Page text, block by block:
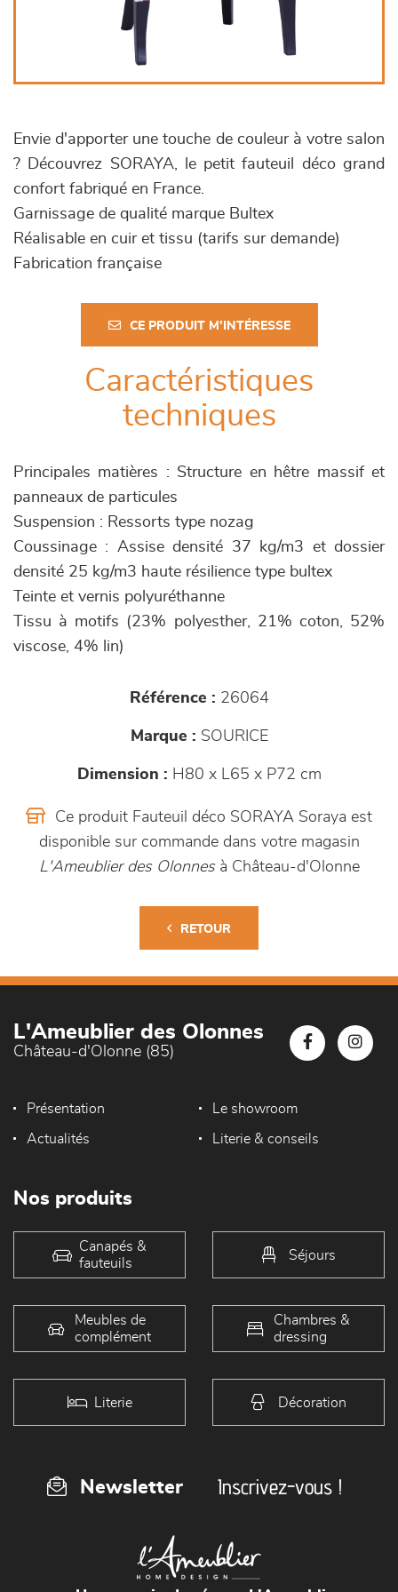
Envie d'apporter une touche de couleur à votre salon
? Découvrez SORAYA, le petit fauteuil déco grand
confort fabriqué en France.
Garnissage de qualité marque Bultex
Réalisable en cuir et tissu (tarifs sur demande)
Fabrication française
CE PRODUIT M'INTÉRESSE
Caractéristiques
techniques
Principales matières : Structure en hêtre massif et
panneaux de particules
Suspension : Ressorts type nozag
Coussinage : Assise densité 37 kg/m3 et dossier
densité 25 kg/m3 haute résilience type bultex
Teinte et vernis polyuréthanne
Tissu à motifs (23% polyesther, 21% coton, 52%
viscose, 4% lin)
Référence : 26064
Marque : SOURICE
Dimension : H80 x L65 x P72 cm
Ce produit Fauteuil déco SORAYA Soraya est
disponible sur commande dans votre magasin
L'Ameublier des Olonnesà Château-d'Olonne
RETOUR
L'Ameublier des Olonnes
Château-d'Olonne (85)
Présentation Le showroom
Actualités Literie & conseils
Nos produits
Canapés &
fauteuils
Séjours
Meubles de
complément
Chambres &
dressing
Literie Décoration
Newsletter Inscrivez-vous !